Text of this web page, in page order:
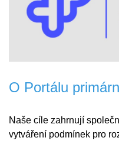
O Portálu
Naše cíle zahrnují
vytváření podmínek pro